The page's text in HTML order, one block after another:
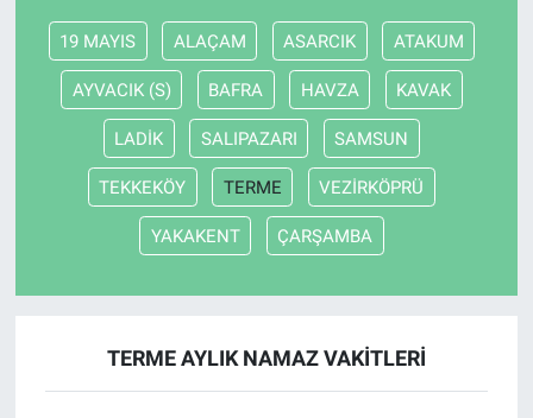
19 MAYIS ALAÇAM ASARCIK ATAKUM
AYVACIK (S) BAFRA HAVZA KAVAK
LADİK SALIPAZARI SAMSUN
TEKKEKÖY TERME VEZİRKÖPRÜ
YAKAKENT ÇARŞAMBA
TERME AYLIK NAMAZ VAKITLERI